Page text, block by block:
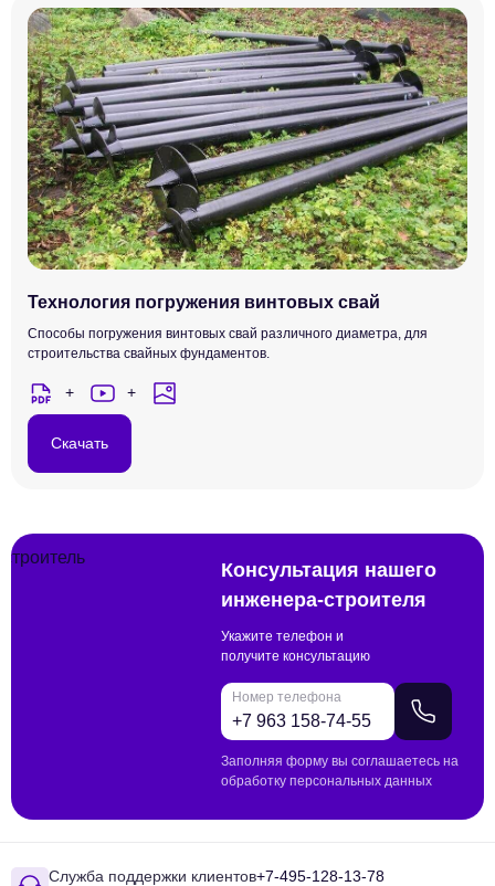
Технология погружения винтовых свай
Способы погружения винтовых свай различного диаметра, для
строительства свайных фундаментов.
Скачать
Консультация нашего
инженера-строителя
Укажите телефон и
получите консультацию
Номер телефона
Заполняя форму вы соглашаетесь на
обработку персональных данных
Служба поддержки клиентов+7-495-128-13-78